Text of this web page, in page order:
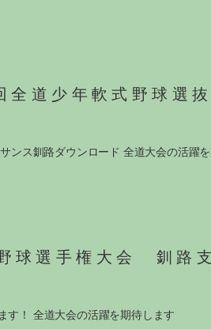
全道少年軟式野球選
ス釧路ダウンロード 全道大会の活躍を
球選手権大会 釧路
！ 全道大会の活躍を期待します